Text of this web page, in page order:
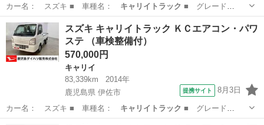
カー名： スズキ ■ 車種名： キャリイトラック ■ グレード
名： ＫＣ 誤発進…
愛知 知立市 キャリイ
スズキ キャリイトラック ＫＣエアコン・パワ
ステ （車検整備付）
570,000円
キャリイ
83,339km
2014年
鹿児島県 伊佐市
提携サイト 8月3日
カー名： スズキ ■ 車種名： キャリイトラック ■ グレード
名： ＫＣエアコン…